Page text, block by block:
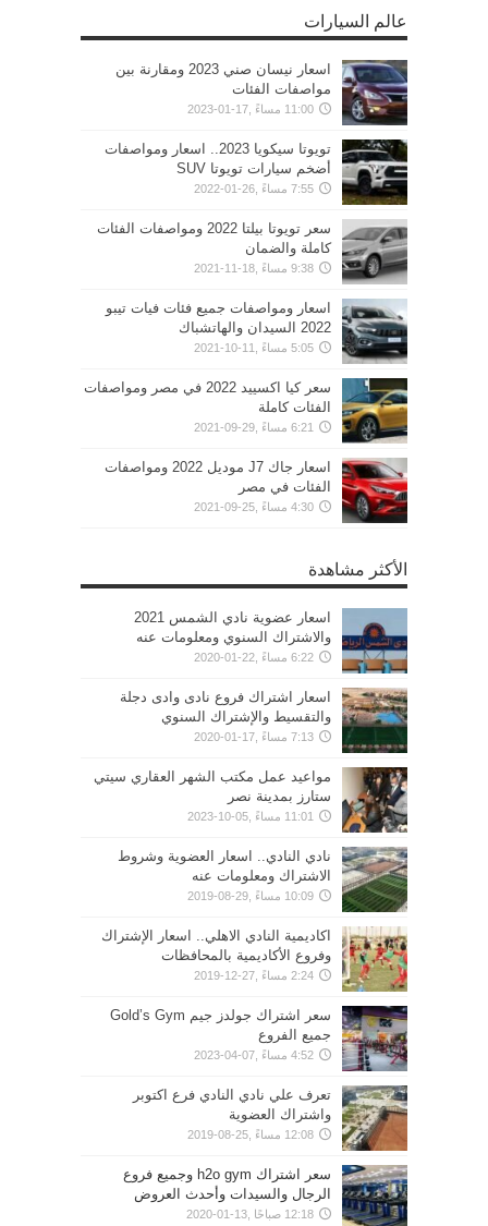
عالم السيارات
اسعار نيسان صني 2023 ومقارنة بين
مواصفات الفئات
11:00 مساءً ,17-01-2023
تويوتا سيكويا 2023.. اسعار ومواصفات
أضخم سيارات تويوتا SUV
7:55 مساءً ,26-01-2022
سعر تويوتا بيلتا 2022 ومواصفات الفئات
كاملة والضمان
9:38 مساءً ,18-11-2021
اسعار ومواصفات جميع فئات فيات تيبو
2022 السيدان والهاتشباك
5:05 مساءً ,11-10-2021
سعر كيا اكسييد 2022 في مصر ومواصفات
الفئات كاملة
6:21 مساءً ,29-09-2021
اسعار جاك J7 موديل 2022 ومواصفات
الفئات في مصر
4:30 مساءً ,25-09-2021
الأكثر مشاهدة
اسعار عضوية نادي الشمس 2021
والاشتراك السنوي ومعلومات عنه
6:22 مساءً ,22-01-2020
اسعار اشتراك فروع نادى وادى دجلة
والتقسيط والإشتراك السنوي
7:13 مساءً ,17-01-2020
مواعيد عمل مكتب الشهر العقاري سيتي
ستارز بمدينة نصر
11:01 مساءً ,05-10-2023
نادي النادي.. اسعار العضوية وشروط
الاشتراك ومعلومات عنه
10:09 مساءً ,29-08-2019
اكاديمية النادي الاهلي.. اسعار الإشتراك
وفروع الأكاديمية بالمحافظات
2:24 مساءً ,27-12-2019
سعر اشتراك جولدز جيم Gold’s Gym
جميع الفروع
4:52 مساءً ,07-04-2023
تعرف علي نادي النادي فرع اكتوبر
واشتراك العضوية
12:08 مساءً ,25-08-2019
سعر اشتراك h2o gym وجميع فروع
الرجال والسيدات وأحدث العروض
12:18 صباحًا ,13-01-2020